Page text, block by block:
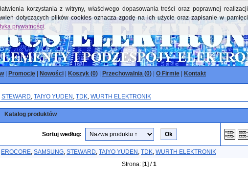
| Promocje Nowości Koszyk (0) Przechowalnia (0) O Firmie Kontakt
STEWARD, TAIYO YUDEN , TDK, WURTH ELEKTRONIK
Katalog produktów
Sortuj według:
EROCORE, SAMSUNG, STEWARD, TAIYO YUDEN , TDK, WURTH ELEKTRONIK
Strona: [1] /1
korzystania z witryny, właściwego dopasowania treści oraz poprawnej realizacji
dotyczących plików cookies oznacza zgodę na ich użycie oraz zapisanie w pamięci
prywatności.